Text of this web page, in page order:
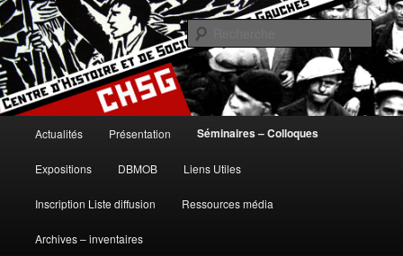
Aller
au
contenu
principalCentre d'Histoire et de Sociologie
des Gauches
histoire, gauches, gauche, communisme, syndicalisme, ouvrier, socialisme,
trotskysme, anarchisme, mouvement, emancipation, ULB
principal
Actualités Présentation Séminaires – Colloques
Expositions DBMOB Liens Utiles
Inscription Liste diffusion Ressources média
Archives – inventaires